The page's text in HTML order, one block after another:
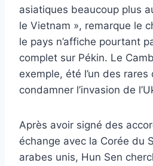
asiatiques beaucoup plus
le Vietnam », remarque le
le pays n’affiche pourtant
complet sur Pékin. Le
exemple, été l’un des
condamner l’invasion de
Après avoir signé des
échange avec la Corée du
arabes unis, Hun Sen